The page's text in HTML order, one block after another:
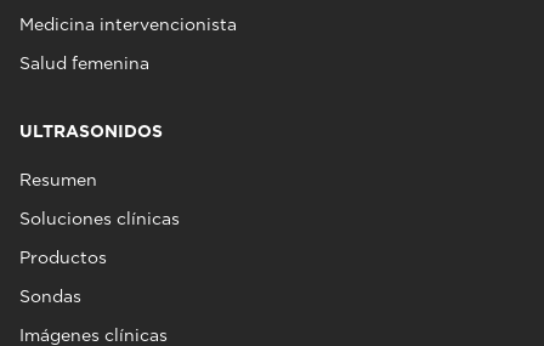
Medicina intervencionista
Salud femenina
ULTRASONIDOS
Resumen
Soluciones clínicas
Productos
Sondas
Imágenes clínicas